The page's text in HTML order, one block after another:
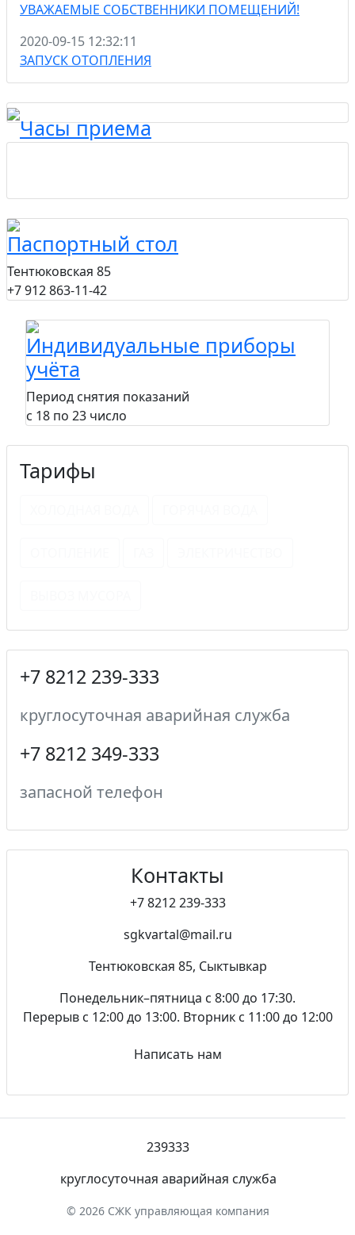
УВАЖАЕМЫЕ СОБСТВЕННИКИ ПОМЕЩЕНИЙ!
2020-09-15 12:32:11
ЗАПУСК ОТОПЛЕНИЯ
Часы приема
Паспортный стол
Тентюковская 85
+7 912 863-11-42
Индивидуальные приборы
учёта
Период снятия показаний
с 18 по 23 число
Тарифы
+7 8212 239-333
круглосуточная аварийная служба
+7 8212 349-333
запасной телефон
Контакты
+7 8212 239-333
sgkvartal@mail.ru
Тентюковская 85, Сыктывкар
Понедельник–пятница с 8:00 до 17:30.
Перерыв с 12:00 до 13:00. Вторник с 11:00 до 12:00
Написать нам
239333
круглосуточная аварийная служба
© 2026 СЖК управляющая компания